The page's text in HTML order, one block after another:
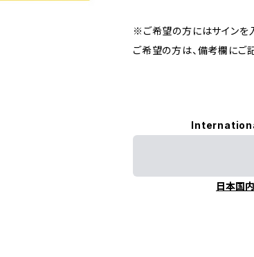
※ご希望の方にはサインを
ご希望の方は、備考欄にご
日本国